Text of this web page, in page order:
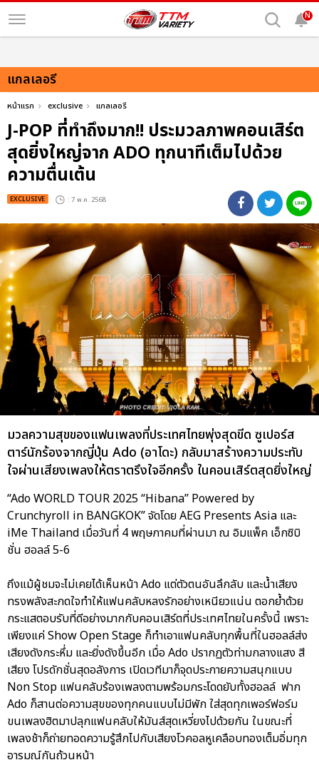
N
แกลเลอรี
หน้าแรก exclusive แกลเลอรี
J-POP ที่ทำถึงมาก!! ประมวลภาพคอนเสิร์ต
สุดยิ่งใหญ่จาก ADO ทุกนาทีเต็มไปด้วย
ความตื่นเต้น
EXCLUSIVE : 7 พ.ค. 2568
มวลความสุขของแฟนเพลงที่ประเทศไทยพุ่งสุดขีด ซูเปอร์ส
ตาร์นักร้องจากญี่ปุ่น Ado (อาโดะ) กลับมาสร้างความประทับ
ใจผ่านเสียงเพลงให้ตราตรึงใจอีกครั้ง ในคอนเสิร์ตสุดยิ่งใหญ่
“Ado WORLD TOUR 2025 “Hibana” Powered by
Crunchyroll in BANGKOK” จัดโดย AEG Presents Asia และ
iMe Thailand เมื่อวันที่ 4 พฤษภาคมที่ผ่านมา ณ อิมแพ็ค เอ็กซิบิ
ชั่น ฮอลล์ 5-6
ถึงแม้ผู้ชมจะไม่เคยได้เห็นหน้า Ado แต่ตัวตนอันลึกลับ และน้ำเสียง
ทรงพลังสะกดใจทำให้แฟนคลับหลงรักอย่างเหนียวแน่น ตอกย้ำด้วย
กระแสตอบรับที่ดีอย่างมากกับคอนเสิร์ตที่ประเทศไทยในครั้งนี้ เพราะ
เพียงแค่ Show Open Stage ก็ทำเอาแฟนคลับทุกพื้นที่ในฮอลล์ส่ง
เสียงดังกระหึ่ม และยิ่งดังขึ้นอีก เมื่อ Ado ปรากฏตัวท่ามกลางแสง สี
เสียง โปรดักชั่นสุดอลังการ เปิดเวทีมาก็จุดประกายความสนุกแบบ
Non Stop แฟนคลับร้องเพลงตามพร้อมกระโดดยับทั้งฮอลล์ ฟาก
Ado ก็สานต่อความสุขของทุกคนแบบไม่มีพัก ใส่สุดทุกเพอร์ฟอร์ม
ขนเพลงฮิตมาปลุกแฟนคลับให้มันส์สุดเหวี่ยงไปด้วยกัน ในขณะที่
เพลงช้าก็ถ่ายทอดความรู้สึกไปกับเสียงโวคอลหูเคลือบทองเต็มอิ่มทุก
อารมณ์กันถ้วนหน้า